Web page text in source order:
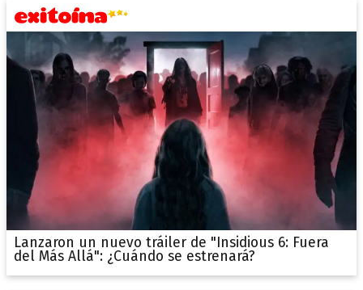
Lanzaron un nuevo tráiler de "Insidious 6: Fuera
del Más Allá": ¿Cuándo se estrenará?